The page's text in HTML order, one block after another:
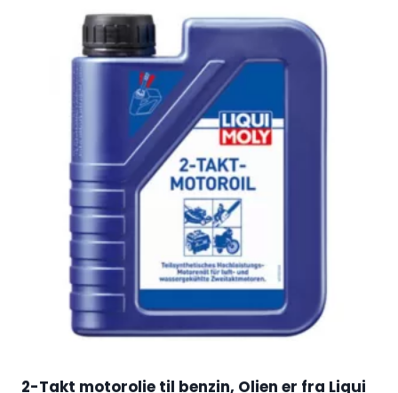
2-Takt motorolie til benzin, Olien er fra Liqui